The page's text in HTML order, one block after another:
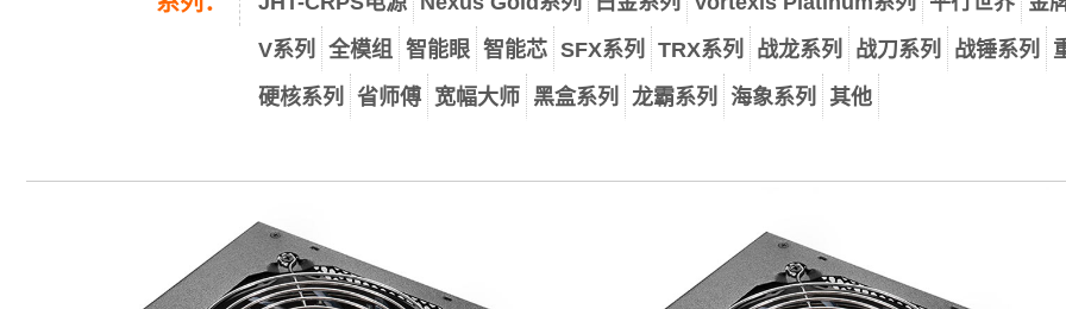
V系列
全模组 智能眼 智能芯 SFX系列 TRX系列 战龙系列 战刀系列 战锤系列
硬核系列
省师傅 宽幅大师 黑盒系列 龙霸系列 海象系列 其他